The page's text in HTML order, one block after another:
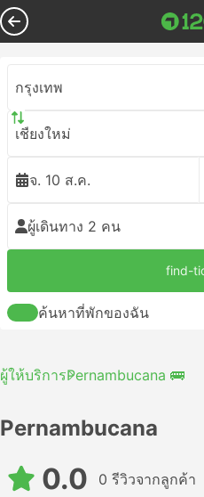
กรุงเทพ
เชียงใหม่
จ. 10 ส.ค.
ผู้เดินทาง 2 คน
find-
ค้นหาที่พักของฉัน
ผู้ให้บริการPernambucana 🚌
Pernambucana
0.0 0 รีวิวจากลูกค้า